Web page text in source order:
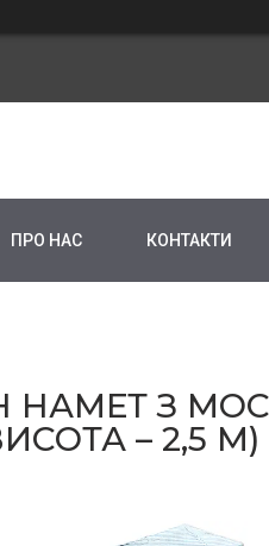
ПРО НАС КОНТАКТИ
З
– 2,5 М)